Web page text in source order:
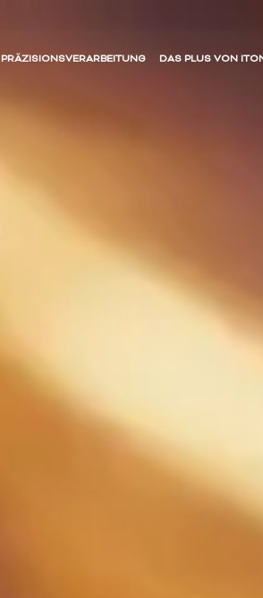
PRÄZISIONSVERARBEITUNG DAS PLUS VON